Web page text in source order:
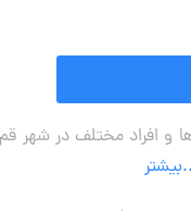
افراد مختلف در شهر قم